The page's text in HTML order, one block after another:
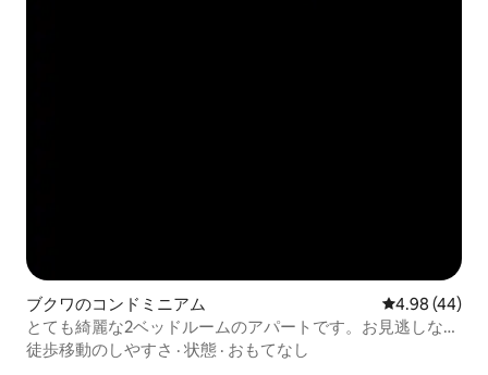
ブクワのコンドミニアム レビュー44
4.98 (44)
とても綺麗な2ベッドルームのアパートです。お見逃しな
く。素敵な管理
徒歩移動のしやすさ · 状態 · おもてなし